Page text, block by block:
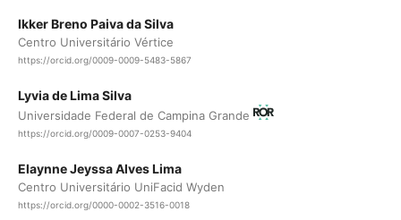
Ikker Breno Paiva da Silva
Centro Universitário Vértice
https://orcid.org/0009-0009-5483-5867
Lyvia de Lima Silva
Universidade Federal de Campina Grande
https://orcid.org/0009-0007-0253-9404
Elaynne Jeyssa Alves Lima
Centro Universitário UniFacid Wyden
https://orcid.org/0000-0002-3516-0018